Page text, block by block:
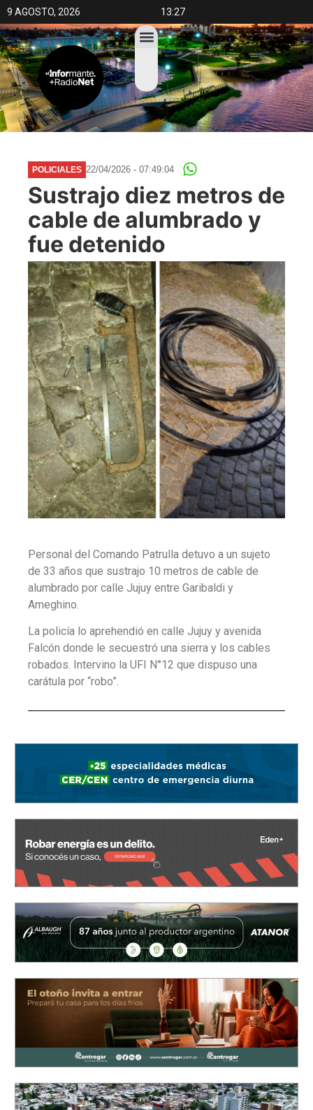
9 AGOSTO, 2026 13:27
POLICIALES 22/04/2026 - 07:49:04
Sustrajo diez metros de
cable de alumbrado y
fue detenido
Personal del Comando Patrulla detuvo a un sujeto
de 33 años que sustrajo 10 metros de cable de
alumbrado por calle Jujuy entre Garibaldi y
Ameghino.
La policía lo aprehendió en calle Jujuy y avenida
Falcón donde le secuestró una sierra y los cables
robados. Intervino la UFI N°12 que dispuso una
carátula por “robo”.